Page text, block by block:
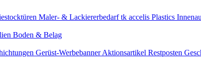
Maler- & Lackiererbedarftk accelis Plastics
Boden & Belag
Gerüst-WerbebannerAktionsartikel Restposten